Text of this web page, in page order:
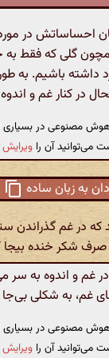
در مورد
گلی که فقط به
باشیم. به
در کنار غم و
مصنوعی در بسیاری از
می‌توانید آن را ویرایش
به زبان ساده
که در غم گذراندن
شکر خنده بیجا
اندوه به سر
غم، به شکلی
مصنوعی در بسیاری
می‌توانید آن را ویرایش